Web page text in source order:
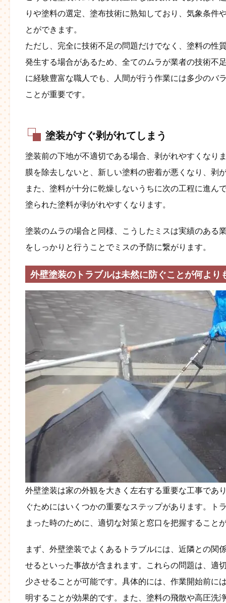
りや塗料の選定、塗布技術に熟知しており、気象条件
とができます。
ただし、完全に技術不足の問題だけでなく、塗料の性
発生する場合があるため、全てのムラが業者の技術不
に経験豊富な職人でも、人間が行う作業には多少のバ
ことが重要です​。
塗装がすぐ剥がれてしまう
塗装前の下地が不適切である場合、剥がれやすくなり
膜を除去しないと、新しい塗料の密着が悪くなり、剥
また、塗料が十分に乾燥しないうちに次の工程に進ん
塗られた塗料が剥がれやすくなります。
塗装のムラの場合と同様、こうしたミスは実績のある
をしっかりと行うことでミスの予防に繋がります。
外壁塗装のトラブルは未然に防ぐことが何より
外壁塗装は家の外観を大きく左右する重要な工事であ
ぐためにはいくつかの重要なステップがあります。ト
まった時のために、適切な対策と窓口を把握すること
まず、外壁塗装でよくあるトラブルには、近隣との関
せるといった事故が含まれます。これらの問題は、適
少させることが可能です。具体的には、作業開始前に
明することが効果的です。また、塗料の飛散や高圧洗